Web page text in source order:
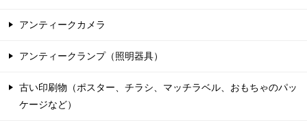
アンティークカメラ
アンティークランプ（照明器具）
古い印刷物（ポスター、チラシ、マッチラベル、おもちゃのパッ
ケージなど）